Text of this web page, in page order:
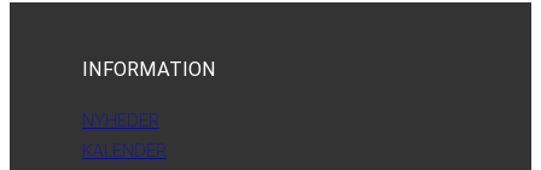
INFORMATION
NYHEDER
KALENDER